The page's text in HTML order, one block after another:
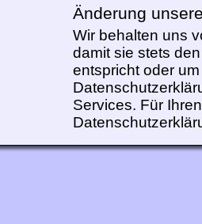
Änderung
Wir behalten uns
damit sie stets
entspricht oder
Services. Für